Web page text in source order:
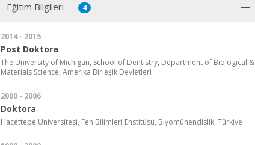
Eğitim Bilgileri 4
2014 - 2015
Post Doktora
The University of Michigan, School of Dentistry, Department of Biological &
Materials Science, Amerika Birleşik Devletleri
2000 - 2006
Doktora
Hacettepe Üniversitesi, Fen Bilimleri Enstitüsü, Biyomühendislik, Türkiye